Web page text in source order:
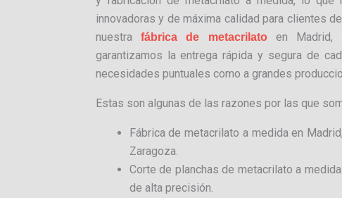
innovadoras y de máxima calidad para clientes
nuestrafábrica de metacrilato en Madrid,
garantizamos la entrega rápida y segura de
necesidades puntuales como a grandes
Estas son algunas de las razones por las que
Fábrica de metacrilato a medida en
Zaragoza.
Corte de planchas de metacrilato a
de alta precisión.